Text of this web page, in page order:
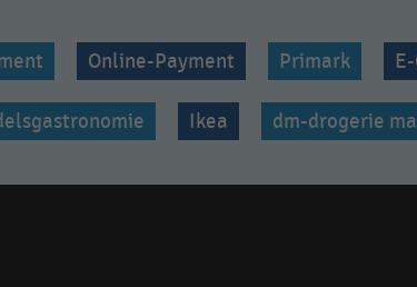
Online-Payment Primark
Ikea dm-drogerie